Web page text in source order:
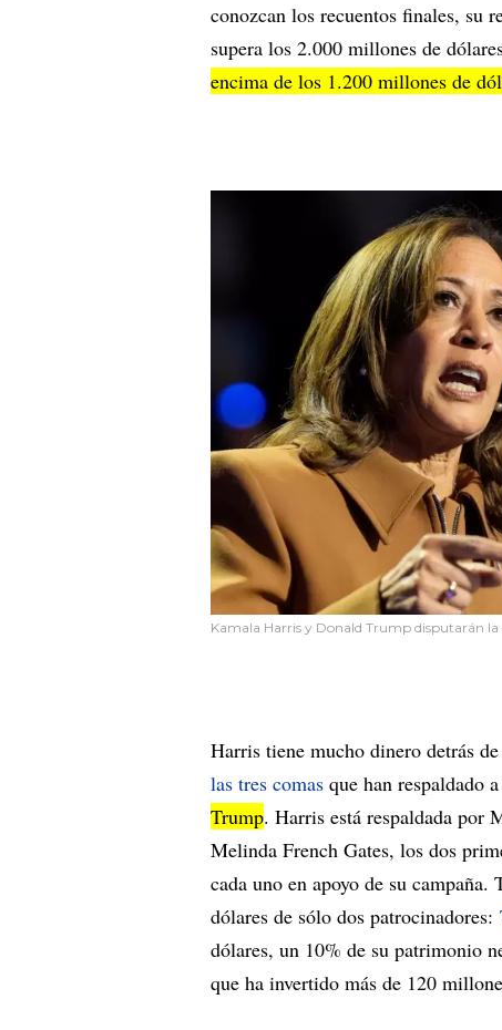
conozcan los recuentos finales, su
supera los 2.000 millones de
encima de los 1.200 millones de
Kamala Harris y Donald Trump disputarán la
Harris tiene mucho dinero detrás
las tres comas que han respaldado
Trump. Harris está respaldada por
Melinda French Gates, los dos
cada uno en apoyo de su
dólares de sólo dos patrocinadores:
dólares, un 10% de su patrimonio
que ha invertido más de 120